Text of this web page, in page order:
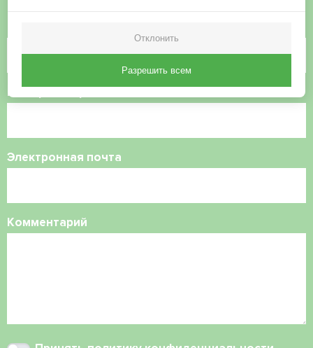
Электронная почта
Комментарий
Отклонить
Разрешить всем